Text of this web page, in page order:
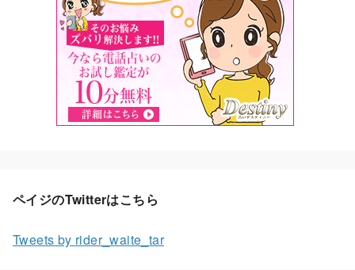
ペイジのTwitterはこちら
Tweets by rider_waite_tar